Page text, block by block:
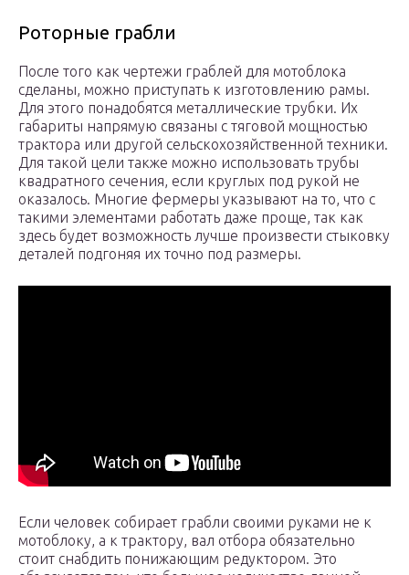
Роторные грабли
После того как чертежи граблей для мотоблока
сделаны, можно приступать к изготовлению рамы.
Для этого понадобятся металлические трубки. Их
габариты напрямую связаны с тяговой мощностью
трактора или другой сельскохозяйственной техники.
Для такой цели также можно использовать трубы
квадратного сечения, если круглых под рукой не
оказалось. Многие фермеры указывают на то, что с
такими элементами работать даже проще, так как
здесь будет возможность лучше произвести стыковку
деталей подгоняя их точно под размеры.
Если человек собирает грабли своими руками не к
мотоблоку, а к трактору, вал отбора обязательно
стоит снабдить понижающим редуктором. Это